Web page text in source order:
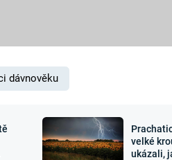
Zajímavosti
dávnověku
velké
ukázali,